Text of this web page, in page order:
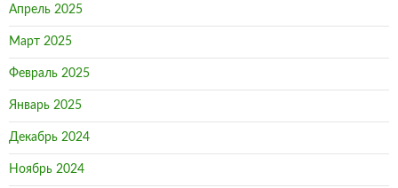
Апрель 2025
Март 2025
Февраль 2025
Январь 2025
Декабрь 2024
Ноябрь 2024